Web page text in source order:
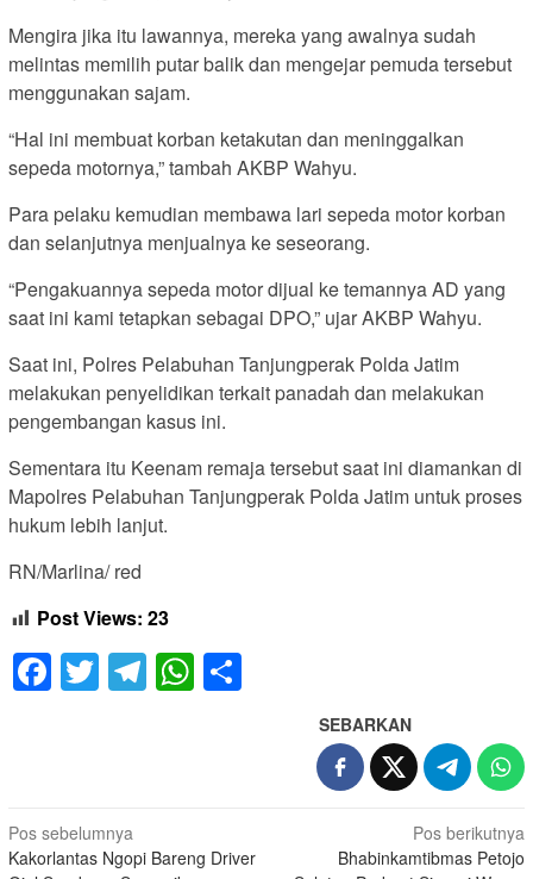
Mengira jika itu lawannya, mereka yang awalnya sudah
melintas memilih putar balik dan mengejar pemuda tersebut
menggunakan sajam.
“Hal ini membuat korban ketakutan dan meninggalkan
sepeda motornya,” tambah AKBP Wahyu.
Para pelaku kemudian membawa lari sepeda motor korban
dan selanjutnya menjualnya ke seseorang.
“Pengakuannya sepeda motor dijual ke temannya AD yang
saat ini kami tetapkan sebagai DPO,” ujar AKBP Wahyu.
Saat ini, Polres Pelabuhan Tanjungperak Polda Jatim
melakukan penyelidikan terkait panadah dan melakukan
pengembangan kasus ini.
Sementara itu Keenam remaja tersebut saat ini diamankan di
Mapolres Pelabuhan Tanjungperak Polda Jatim untuk proses
hukum lebih lanjut.
RN/Marlina/ red
Post Views: 23
Facebook
TwitterTelegram
WhatsApp
SEBARKAN
Navigasi
pos
Pos sebelumnya
Kakorlantas Ngopi Bareng Driver
Pos berikutnya
Bhabinkamtibmas Petojo